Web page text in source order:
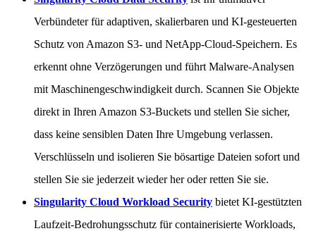
Verbündeter für adaptiven, skalierbaren und KI-gesteuerten
Schutz von Amazon S3- und NetApp-Cloud-Speichern. Es
erkennt ohne Verzögerungen und führt Malware-Analysen
mit Maschinengeschwindigkeit durch. Scannen Sie Objekte
direkt in Ihren Amazon S3-Buckets und stellen Sie sicher,
dass keine sensiblen Daten Ihre Umgebung verlassen.
Verschlüsseln und isolieren Sie bösartige Dateien sofort und
stellen Sie sie jederzeit wieder her oder retten Sie sie.
Singularity Cloud Workload Security bietet KI-gestützten
Laufzeit-Bedrohungsschutz für containerisierte Workloads,